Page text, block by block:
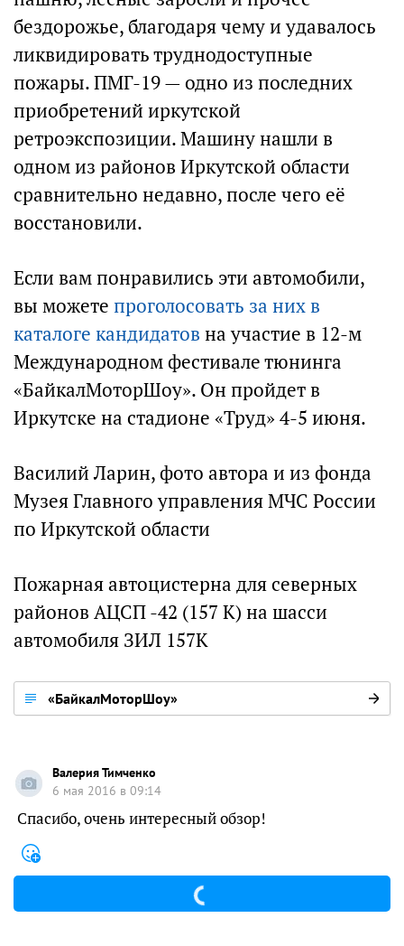
бездорожье, благодаря чему и удавалось
ликвидировать труднодоступные
пожары. ПМГ-19 — одно из последних
приобретений иркутской
ретроэкспозиции. Машину нашли в
одном из районов Иркутской области
сравнительно недавно, после чего её
восстановили.
Если вам понравились эти автомобили,
вы можете проголосовать за них в
каталоге кандидатов на участие в 12-м
Международном фестивале тюнинга
«БайкалМоторШоу». Он пройдет в
Иркутске на стадионе «Труд» 4-5 июня.
Василий Ларин, фото автора и из фонда
Музея Главного управления МЧС России
по Иркутской области
Пожарная автоцистерна для северных
районов АЦСП -42 (157 К) на шасси
автомобиля ЗИЛ 157К
«БайкалМоторШоу»
Валерия Тимченко
6 мая 2016 в 09:14
Спасибо, очень интересный обзор!